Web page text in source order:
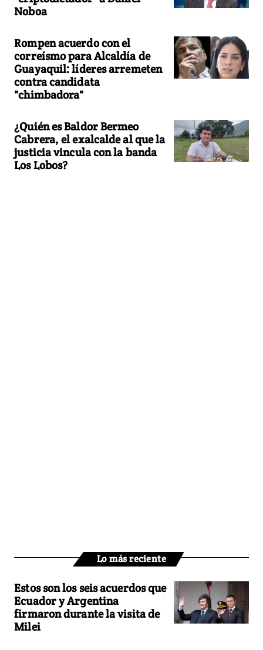
Noboa
Rompen acuerdo con el
correísmo para Alcaldía de
Guayaquil: líderes arremeten
contra candidata
"chimbadora"
¿Quién es Baldor Bermeo
Cabrera, el exalcalde al que la
justicia vincula con la banda
Los Lobos?
Lo más reciente
Estos son los seis acuerdos que
Ecuador y Argentina
firmaron durante la visita de
Milei